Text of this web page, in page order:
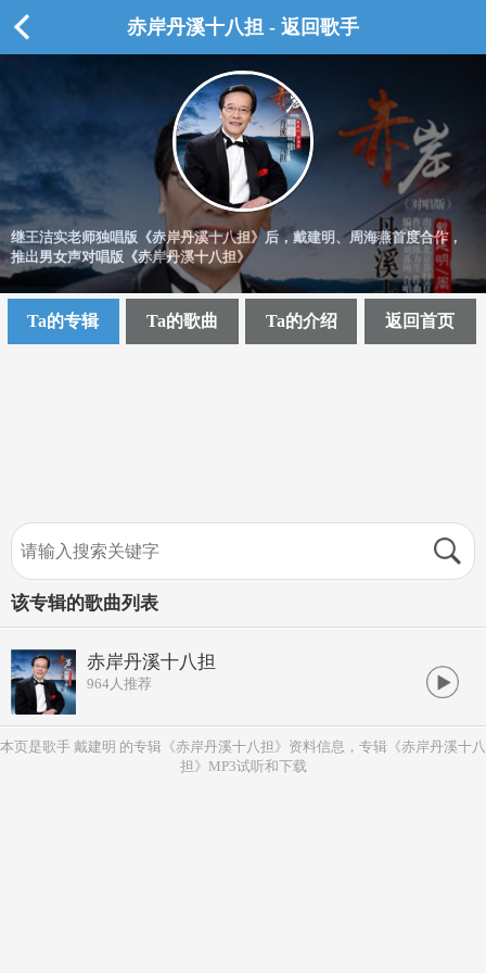
赤岸丹溪十八担 - 返回歌手
继王洁实老师独唱版《赤岸丹溪十八担》后，戴建明、周海燕首度合作，
推出男女声对唱版《赤岸丹溪十八担》
Ta的专辑 Ta的歌曲 Ta的介绍 返回首页
该专辑的歌曲列表
赤岸丹溪十八担
964人推荐
本页是歌手 戴建明 的专辑《赤岸丹溪十八担》资料信息，专辑《赤岸丹溪十八
担》MP3试听和下载